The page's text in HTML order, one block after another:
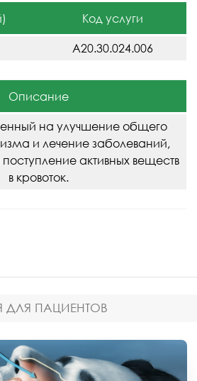
Код услуги
A20.30.024.006
Описание
на улучшение общего
и лечение заболеваний,
активных веществ
в кровоток.
ПАЦИЕНТОВ